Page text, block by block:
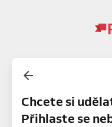
Chcete si
Přihlaste se